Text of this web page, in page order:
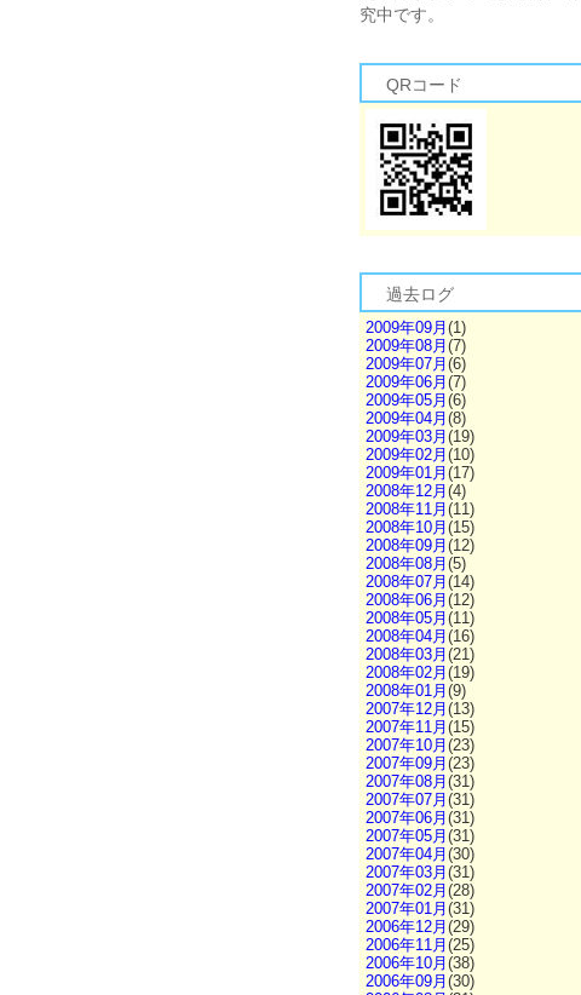
究中です。
QRコード
過去ログ
2009年09月 (1)
2009年08月 (7)
2009年07月 (6)
2009年06月 (7)
2009年05月 (6)
2009年04月 (8)
2009年03月 (19)
2009年02月 (10)
2009年01月 (17)
2008年12月 (4)
2008年11月 (11)
2008年10月 (15)
2008年09月 (12)
2008年08月 (5)
2008年07月 (14)
2008年06月 (12)
2008年05月 (11)
2008年04月 (16)
2008年03月 (21)
2008年02月 (19)
2008年01月 (9)
2007年12月 (13)
2007年11月 (15)
2007年10月 (23)
2007年09月 (23)
2007年08月 (31)
2007年07月 (31)
2007年06月 (31)
2007年05月 (31)
2007年04月 (30)
2007年03月 (31)
2007年02月 (28)
2007年01月 (31)
2006年12月 (29)
2006年11月 (25)
2006年10月 (38)
2006年09月 (30)